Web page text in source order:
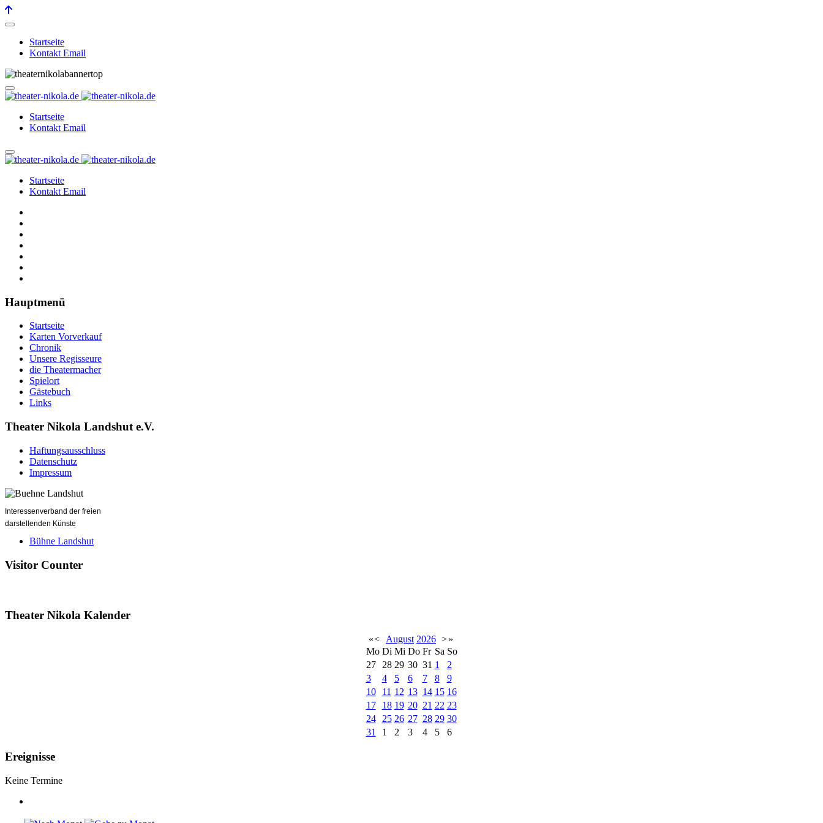
Startseite
Kontakt Email
Startseite
Kontakt Email
Startseite
Kontakt Email
Hauptmenü
Startseite
Karten Vorverkauf
Chronik
Unsere Regisseure
die Theatermacher
Spielort
Gästebuch
Links
Theater Nikola Landshut e.V.
Haftungsausschluss
Datenschutz
Impressum
Interessenverband der freien
darstellenden Künste
Bühne Landshut
Visitor Counter
Theater Nikola Kalender
«< August 2026 >»
Mo Di Mi Do Fr Sa So
27
28 29 30 31 1
2
3
4 5 6 7 8
9
10
11 12 13 14 15 16
17
18 19 20 21 22 23
24
25 26 27 28 29 30
31
1 2 3 4 5 6
Ereignisse
Keine Termine